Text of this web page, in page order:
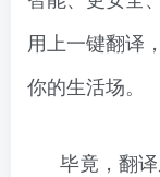
用上一键翻译
你的生活场。
毕竟，翻